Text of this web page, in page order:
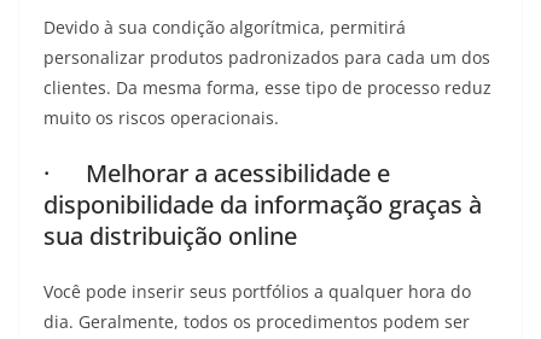
Devido à sua condição algorítmica, permitirá
personalizar produtos padronizados para cada um dos
clientes. Da mesma forma, esse tipo de processo reduz
muito os riscos operacionais.
· Melhorar a acessibilidade e
disponibilidade da informação graças à
sua distribuição online
Você pode inserir seus portfólios a qualquer hora do
dia. Geralmente, todos os procedimentos podem ser